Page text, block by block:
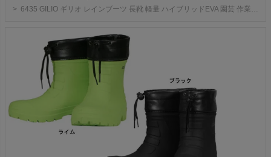
6435 GILIO ギリオ レインブーツ 長靴 軽量 ハイブリッドEVA 園芸 作業 エアラバーブーツ ショート丈 メンズ 送料無料